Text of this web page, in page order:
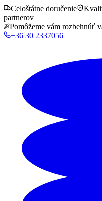
Celoštátne doručenie
partnerov
Pomôžeme vám rozbehnúť
+36 30 2337056